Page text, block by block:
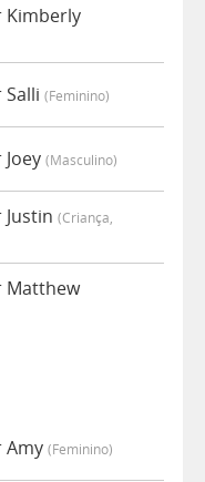
Kimberly
(feminino)
(masculino)
(criança,
Matthew
Amy (feminino)